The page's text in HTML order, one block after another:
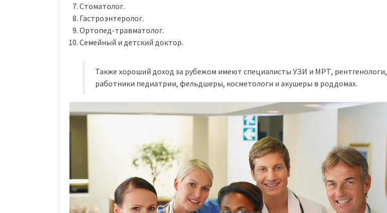
Стоматолог.
Гастроэнтеролог.
Ортопед-травматолог.
Семейный и детский доктор.
Также хороший доход за рубежом имеют специалисты УЗИ и МРТ, рентгенологи,
работники педиатрии, фельдшеры, косметологи и акушеры в роддомах.